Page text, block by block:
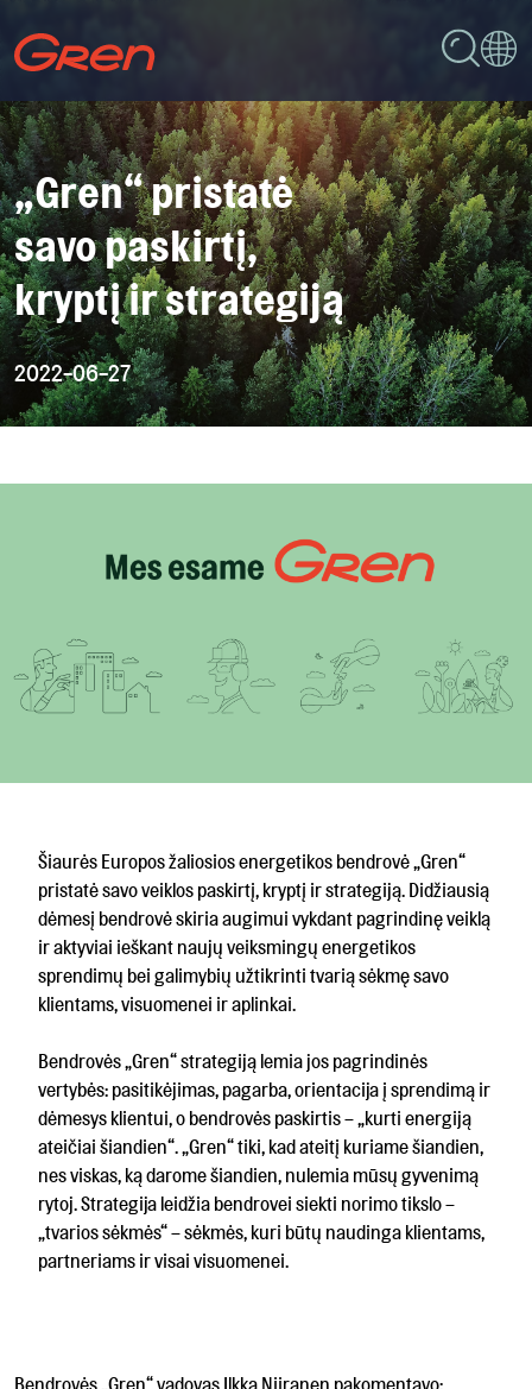
„Gren“ pristatė
savo paskirtį,
kryptį ir strategiją
2022-06-27
Šiaurės Europos žaliosios energetikos bendrovė „Gren“
pristatė savo veiklos paskirtį, kryptį ir strategiją. Didžiausią
dėmesį bendrovė skiria augimui vykdant pagrindinę veiklą
ir aktyviai ieškant naujų veiksmingų energetikos
sprendimų bei galimybių užtikrinti tvarią sėkmę savo
klientams, visuomenei ir aplinkai.
Bendrovės „Gren“ strategiją lemia jos pagrindinės
vertybės: pasitikėjimas, pagarba, orientacija į sprendimą ir
dėmesys klientui, o bendrovės paskirtis – „kurti energiją
ateičiai šiandien“. „Gren“ tiki, kad ateitį kuriame šiandien,
nes viskas, ką darome šiandien, nulemia mūsų gyvenimą
rytoj. Strategija leidžia bendrovei siekti norimo tikslo –
„tvarios sėkmės“ – sėkmės, kuri būtų naudinga klientams,
partneriams ir visai visuomenei.
Bendrovės „Gren“ vadovas Ilkka Niiranen pakomentavo: